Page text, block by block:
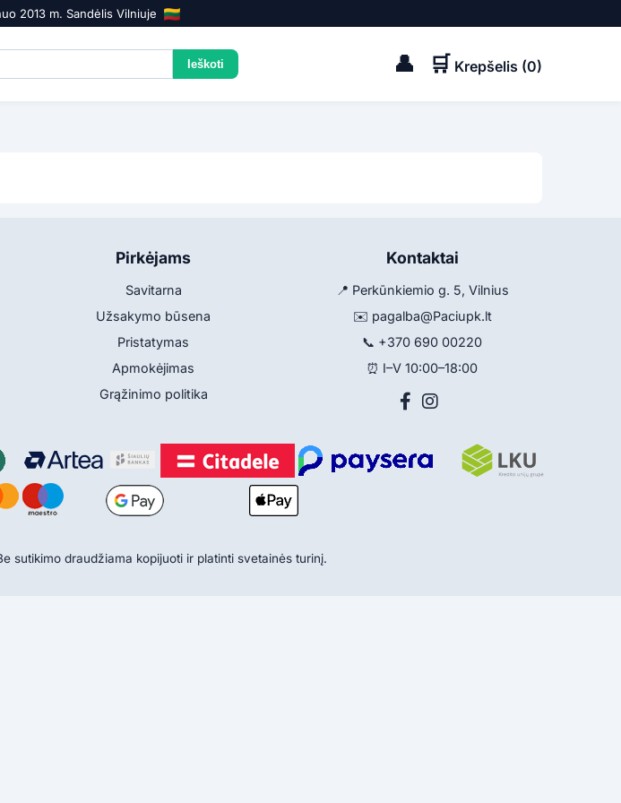
2013 m. Sandėlis Vilniuje
👤 🛒 Krepšelis (0)
Pirkėjams
Savitarna
Užsakymo būsena
Pristatymas
Apmokėjimas
Grąžinimo politika
Kontaktai
📍 Perkūnkiemio g. 5, Vilnius
✉️ pagalba@Paciupk.lt
📞 +370 690 00220
⏰ I–V 10:00–18:00
sutikimo draudžiama kopijuoti ir platinti svetainės turinį.